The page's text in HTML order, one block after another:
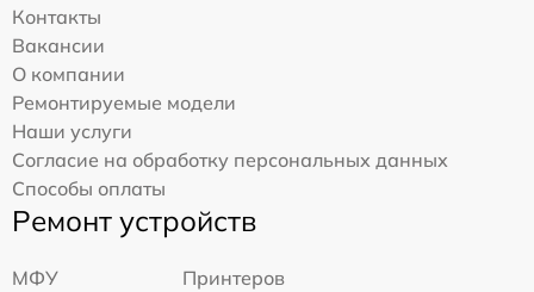
Контакты
Вакансии
О компании
Ремонтируемые модели
Наши услуги
Согласие на обработку персональных данных
Способы оплаты
Ремонт устройств
МФУ
Принтеров